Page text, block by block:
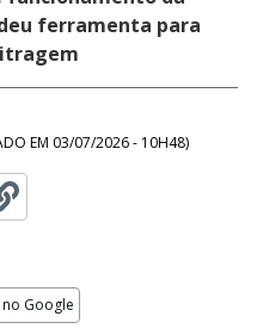
ferramenta para
EM 03/07/2026 - 10H48)
Google